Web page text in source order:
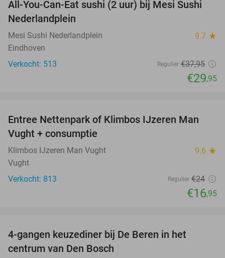
21%
All-You-Can-Eat sushi (2 uur) bij Mesi Sushi
Nederlandplein
Mesi Sushi Nederlandplein 9.7 star
Eindhoven
Verkocht: 513
Regulier €37,95
€29,95
29%
Entree Nettenpark of Klimbos IJzeren Man
Vught + consumptie
Klimbos IJzeren Man Vught 9.6 star
Vught
Verkocht: 813
Regulier €24
€16,95
4-gangen keuzediner bij De Beren in het
centrum van Den Bosch